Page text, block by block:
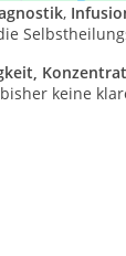
,
keine